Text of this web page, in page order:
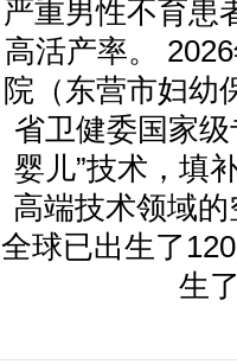
严重男性不育患
高活产率。
院（东营市妇幼
省卫健委国家
婴儿”技术，填
高端技术领域的
全球已出生了
生